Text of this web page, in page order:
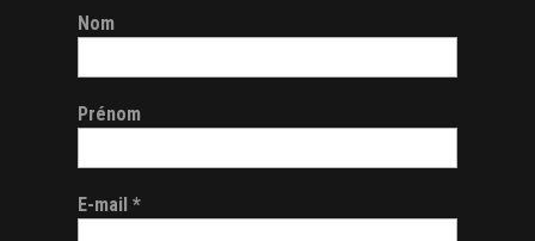
Nom
Prénom
E-mail *